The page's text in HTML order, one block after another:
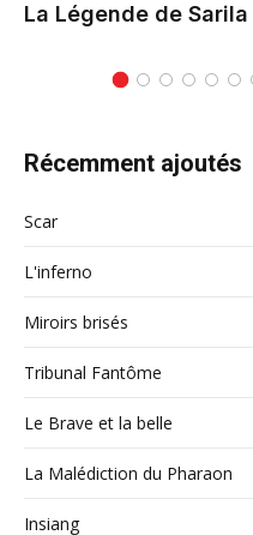
La Légende de Sarila
Récemment ajoutés
Scar
L'inferno
Miroirs brisés
Tribunal Fantôme
Le Brave et la belle
La Malédiction du Pharaon
Insiang